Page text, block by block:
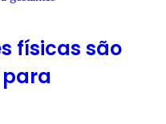
físicas são